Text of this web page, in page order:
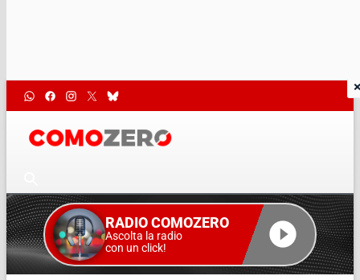
RADIO COMOZERO
Ascolta la radio
con un click!